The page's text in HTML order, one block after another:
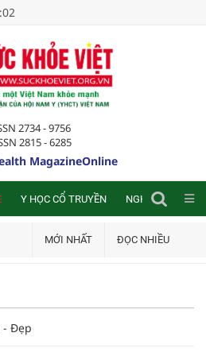
2734 - 9756
2815 - 6285
MagazineOnline
Y HỌC CỔ TRUYỀN NGHIÊN CỨU
MỚI NHẤT ĐỌC NHIỀU
- Đẹp